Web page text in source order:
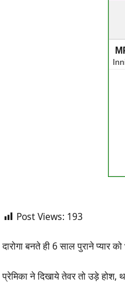
Post Views: 193
दारोगा बनते ही 6 साल पुराने प्यार
प्रेमिका ने दिखाये तेवर तो उड़े होश,